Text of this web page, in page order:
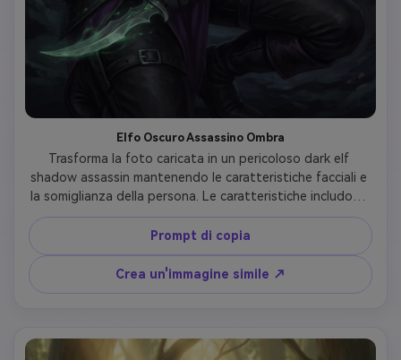
Elfo Oscuro Assassino Ombra
Trasforma la foto caricata in un pericoloso dark elf
shadow assassin mantenendo le caratteristiche facciali e
la somiglianza della persona. Le caratteristiche includono
pelle grigio scuro, capelli bianchi/argentati sorprendenti,
orecchie appuntite affilate, occhi violetti penetranti con
trucco per gli occhi scuri. Indossa un'armatura assassina in
pelle nera con accenti viola, doppi pugnali con bagliore
verde velenoso, piercing argentati. L'espressione è astuta
digitale realistica fantasia oscura, illuminazione
Prompt di copia
Crea un'immagine simile ↗